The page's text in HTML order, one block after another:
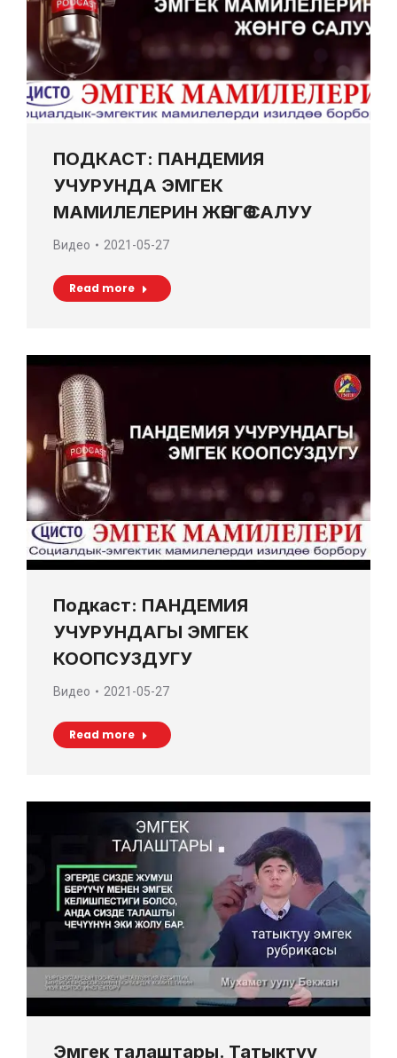
ПОДКАСТ: ПАНДЕМИЯ
УЧУРУНДА ЭМГЕК
МАМИЛЕЛЕРИН ЖӨНГӨ САЛУУ
Видео 2021-05-27
Read more
Подкаст: ПАНДЕМИЯ
УЧУРУНДАГЫ ЭМГЕК
КООПСУЗДУГУ
Видео 2021-05-27
Read more
Эмгек талаштары. Татыктуу